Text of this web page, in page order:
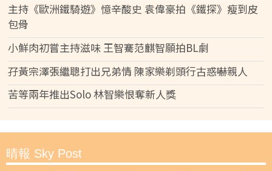
主持《歐洲鐵騎遊》憶辛酸史 袁偉豪拍《鐵探》瘦到皮
包骨
小鮮肉初嘗主持滋味 王智騫范麒智願拍BL劇
孖黃宗澤張繼聰打出兄弟情 陳家樂剃頭行古惑嚇親人
苦等兩年推出Solo 林智樂恨奪新人獎
晴報 Sky Post